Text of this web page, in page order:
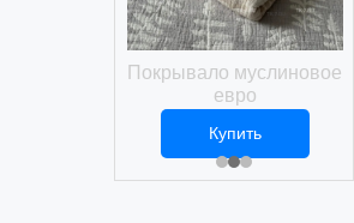
Покрывало муслиновое
евро
2 469 ₽
Купить